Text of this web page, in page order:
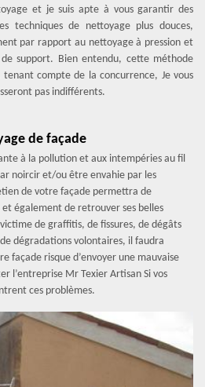
et je suis apte à vous garantir des
techniques de nettoyage plus douces,
par rapport au nettoyage à pression et
support. Bien entendu, cette méthode
compte de la concurrence, Je vous
pas indifférents.
de façade
à la pollution et aux intempéries au fil
noircir et/ou être envahie par les
de votre façade permettra de
également de retrouver ses belles
de graffitis, de fissures, de dégâts
dégradations volontaires, il faudra
façade risque d’envoyer une mauvaise
l’entreprise Mr Texier Artisan Si vos
ces problèmes.